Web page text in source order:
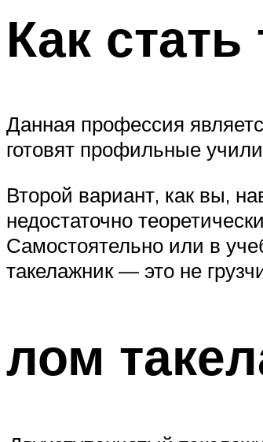
Как
Данная профессия
готовят профильные
Второй вариант, как вы,
недостаточно
Самостоятельно или в
такелажник — это не
лом